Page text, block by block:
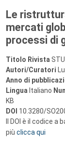
Le
mercati
processi di
Titolo Rivista
Autori/Curatori
Anno di
Lingua Italiano
KB
DOI 10.3280/
Il DOI è il codice
più clicca qui